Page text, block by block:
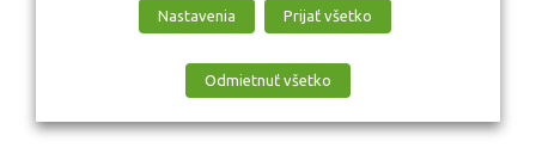
Nastavenia Prijať všetko
Odmietnuť všetko